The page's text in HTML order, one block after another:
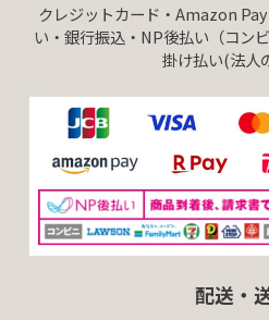
クレジットカード・Amazon
い・銀行振込・NP後払い（コン
掛け払い(法人
配送・